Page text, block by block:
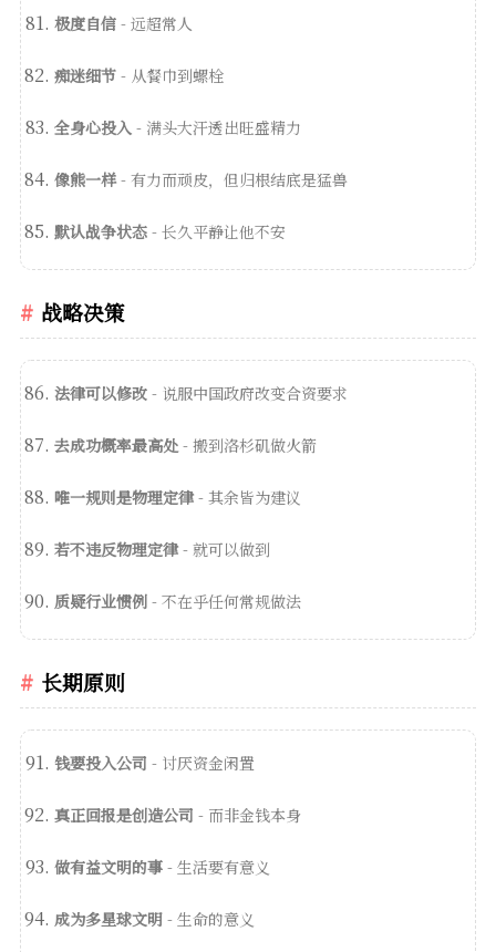
极度自信- 远超常人
痴迷细节- 从餐巾到螺栓
全身心投入- 满头大汗透出旺盛精力
像熊一样- 有力而顽皮，但归根结底是猛兽
默认战争状态- 长久平静让他不安
战略决策
法律可以修改- 说服中国政府改变合资要求
去成功概率最高处- 搬到洛杉矶做火箭
唯一规则是物理定律- 其余皆为建议
若不违反物理定律- 就可以做到
质疑行业惯例- 不在乎任何常规做法
长期原则
钱要投入公司 - 讨厌资金闲置
真正回报是创造公司 - 而非金钱本身
做有益文明的事- 生活要有意义
成为多星球文明- 生命的意义